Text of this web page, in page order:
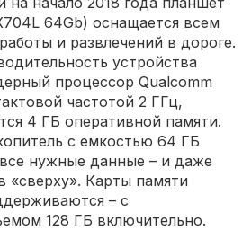
64Gb) оснащается всем
и развлечений в дороге.
устройства
процессор Qualcomm
частотой 2 ГГц,
4 ГБ оперативной памяти.
с емкостью 64 ГБ
нужные данные – и даже
«сверху». Карты памяти
– с
128 ГБ включительно.